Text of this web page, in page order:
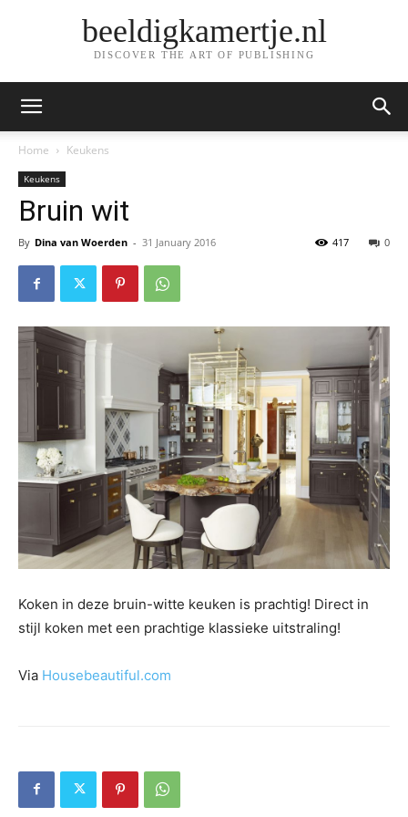
beeldigkamertje.nl
DISCOVER THE ART OF PUBLISHING
Home Keukens
Keukens
Bruin wit
By Dina van Woerden - 31 January 2016 0
417
Koken in deze bruin-witte keuken is prachtig! Direct in
stijl koken met een prachtige klassieke uitstraling!
Via Housebeautiful.com